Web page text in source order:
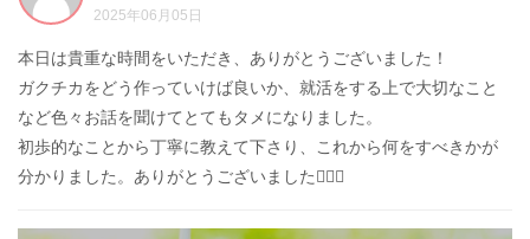
2025年06月05日
本日は貴重な時間をいただき、ありがとうございました！
ガクチカをどう作っていけば良いか、就活をする上で大切なこと
など色々お話を聞けてとてもタメになりました。
初歩的なことから丁寧に教えて下さり、これから何をすべきかが
分かりました。ありがとうございました🙇🏻‍♀️‪‪